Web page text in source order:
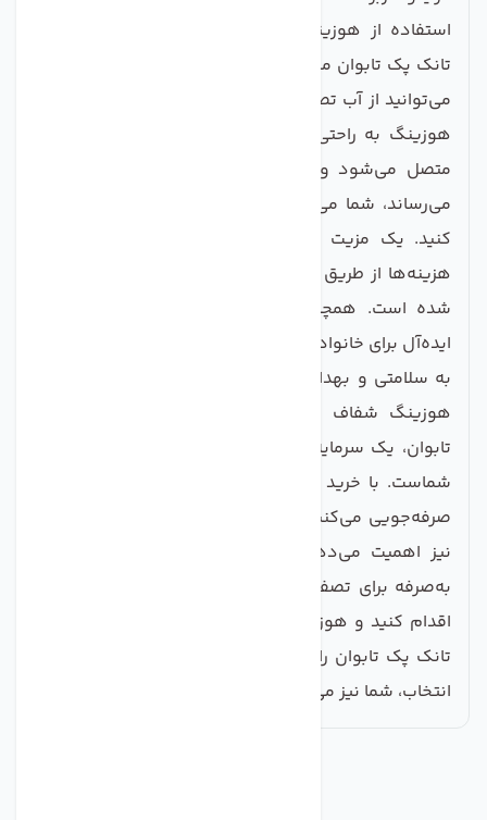
استفاده از هوزینگ شفاف دستگاه تصفیه آب خانگی
تانک پک تابوان مزایای زیادی دارد. با نصب این هوزینگ،
می‌توانید از آب تصفیه شده با کیفیت بالا لذت ببرید. این
هوزینگ به راحتی به سیستم‌های تصفیه آب استاندارد
متصل می‌شود و از آنجایی که نشت آب را به حداقل
می‌رساند، شما می‌توانید با خیالی آسوده از آن استفاده
کنید. یک مزیت دیگر این هوزینگ، کمک به کاهش
هزینه‌ها از طریق جلوگیری از خرید مداوم آب بسته‌بندی
شده است. همچنین، این محصول گزینه‌ای مناسب و
ایده‌آل برای خانواده‌ها، ادارات و مکان‌های تجاری است که
به سلامتی و بهداشت آب اهمیت می‌دهند. بهره‌گیری از
هوزینگ شفاف دستگاه تصفیه آب خانگی تانک پک
تابوان، یک سرمایه‌گذاری هوشمندانه برای بهبود زندگی
شماست. با خرید این محصول، شما نه‌تنها در هزینه‌ها
صرفه‌جویی می‌کنید، بل‌که به سلامت خود و خانواده‌تان
نیز اهمیت می‌دهید. اگر به‌دنبال یک راه‌حل کارآمد و
به‌صرفه برای تصفیه آ ب خانگی خود هستید، هم‌اکنون
اقدام کنید و هوزینگ شفاف دستگاه تصفیه آب خانگی
تانک پک تابوان را از فروشگاه ما خریداری نمایید. با این
انتخاب، شما نیز می‌توانید از آب سالم و مطمئن لذت ببرید.